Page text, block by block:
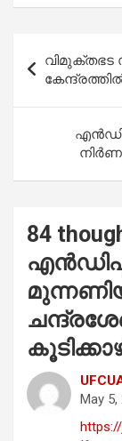
ce
o
o
at
A
p
p
Post
navigation
വിമുക്തഭട
84
May